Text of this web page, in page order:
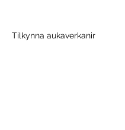
Tilkynna aukaverkanir